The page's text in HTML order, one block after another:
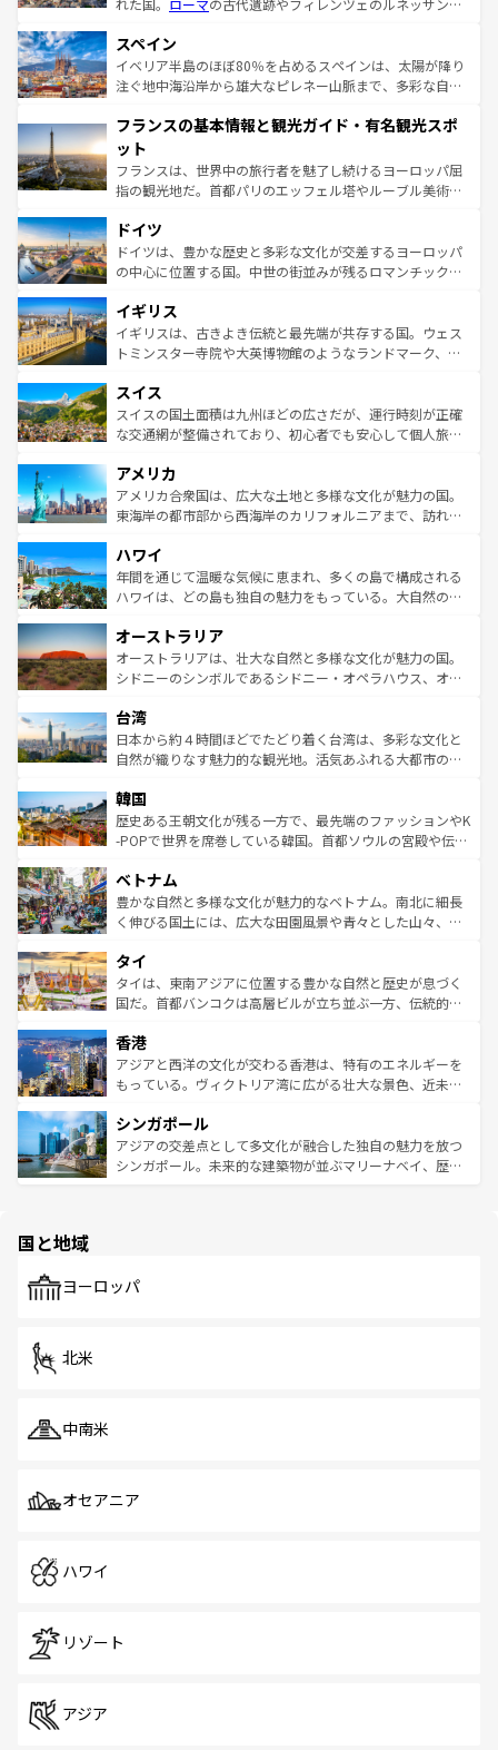
れた国。 ローマの古代遺跡やフィレンツェのルネッサンス
ろん、トスカーナの美しい田園風景やアマルフィ海岸の絶
景など、自然景観も見逃せない。観光の合間には、本場の
ピザやパスタなど、絶品のイタリア料理を堪能することも
ませてくれるイタリアで、忘れられない旅をしてみよう！
なお、新着のイタリア情報は
しい。
スペイン
イベリア半島のほぼ80％を占めるスペインは、太陽が降り
注ぐ地中海沿岸から雄大なピレネー山脈まで、多彩な自然
文化が根付くこの国では、情熱的なフラメンコ、熱気あふ
れる闘牛、そして美味しいタパスが生活の一部となってい
る。首都マドリードの洗練された雰囲気や、バルセロナの
アートに溢れた街角から、地方では古代ローマ遺跡や中世
せる。地方によって風土や気候が異なるスペインはその個
性で訪れる人を魅了する。 なお、新着のスペイン情報は コ
ンテンツ一覧を参照してほしい。
フランスの基本情報と観光ガイド・有名観光スポ
ット
フランスは、世界中の旅行者を魅了し続けるヨーロッパ屈
指の観光地だ。首都パリのエッフェル塔やルーブル美術館
で、幅広い魅力が詰まっている。華麗な宮殿、歴史的な大
聖堂、美しいビーチ、そして豊かな自然が、訪れる者を心
から魅了する。また、フランスは美食の国としても知ら
いる。シャンパンの発祥地であるランス、プロヴァンスの
香り高いラベンダー畑など、多彩な楽しみ方が可能だ。さ
らに、パリ以外の地域にも魅力が溢れており、どの街角に
れる地方に足を運ぶとそれぞれで全く異なる文化を体験で
きるだろう。 なお、新着のフランス情報はコンテンツ一覧
を参照してほしい。
ドイツ
ドイツは、豊かな歴史と多彩な文化が交差するヨーロッパ
の中心に位置する国。中世の街並みが残るロマンチック街
顔を持つこの国は、どこを歩いても飽きることがない。ベ
ルリンの文化的活気、バイエルン州のアルプスの絶景、そ
してライン川沿いのワイン畑といった風景は必見。ビール
は、お酒好きな人にはぜひ体験してほしい。 なお、新着の
ドイツ情報はコンテンツ一覧を参照してほしい。
イギリス
イギリスは、古きよき伝統と最先端が共存する国。ウェス
トミンスター寺院や大英博物館のようなランドマーク、歴
リアごとに異なる魅力がある。また、優雅なアフタヌーン
ティー、ビール好きにはたまらない英国パブ、サッカー観
戦など、本場だからこそできる体験も豊富。イギリスを旅
ンツ一覧を参照してほしい。
スイス
スイスの国土面積は九州ほどの広さだが、運行時刻が正確
な交通網が整備されており、初心者でも安心して個人旅行
の建物がそのまま残る町や、スイスならではのユニークな
博物館もあり、アルプス観光だけでなく町歩きも満喫する
ことができる。国民の所得が高いため物価も高いが、旅行
ば市内交通費無料で観光を楽しむこともできる。 なお、新
着のスイス情報はコンテンツ一覧 を参照してほしい。
アメリカ
アメリカ合衆国は、広大な土地と多様な文化が魅力の国。
東海岸の都市部から西海岸のカリフォルニアまで、訪れる
のような巨大都市は、観光、ショッピング、エンターテイ
ンメントが詰まった刺激的なスポットだ。一方、アメリカ
西部には大自然が広がり、グランドキャニオンやイエロー
部のニューオーリンズでは、音楽と美食が融合した独特の
文化が魅力。旅行者はアメリカの各地域で異なる魅力を楽
しみながら、その多様性と豊かな歴史を感じることができ
ならではの贅沢な旅のスタイルだ。 なお、新着のアメリカ
情報はコンテンツ一覧を参照してほしい。
ハワイ
年間を通じて温暖な気候に恵まれ、多くの島で構成される
ハワイは、どの島も独自の魅力をもっている。大自然の神
ワイ島は見逃せない。また、定番の観光地といえばオアフ
島だが、静かな自然を求めるならマウイ島やカウアイ島が
おすすめ。エメラルドグリーンに輝く海をはじめ、豊かな
れるおもてなしの心で訪れる人々を迎えてくれるハワイの
人々、おいしいローカルフードやハワイアンミュージッ
ク、伝統的なフラダンスなど、すべてがハワイの魅力を彩
ワイを、存分に味わってほしい。 なお、新着のハワイ情報
はコンテンツ一覧を参照してほしい。
オーストラリア
オーストラリアは、壮大な自然と多様な文化が魅力の国。
シドニーのシンボルであるシドニー・オペラハウス、オー
リアリーフや大陸中央部にそびえるウルル（エアーズロッ
ク）、タスマニアの美しい原生林やケアンズの熱帯雨林な
ど、見どころがたくさん。また、カフェやワイン、オージ
いる。アクティビティも充実しており、サーフィンやダイ
ビング、ハイキングなど、アウトドア好きにはたまらな
い。オーストラリアの多彩な魅力を存分に味わいつくそ
参照してほしい。
台湾
日本から約４時間ほどでたどり着く台湾は、多彩な文化と
自然が織りなす魅力的な観光地。活気あふれる大都市の台
ン）、静ひつな山岳地帯である台湾東部など、都市の喧騒
と山間の静けさが共存しており、訪れる人に新しい発見と
驚きをもたらしてくれる。また、奥深い台湾の食文化も魅
容にもいいと評判のスイーツなど、バラエティ豊かな料理
が味わえる。 なお、新着の台湾情報は コンテンツ一覧を参
照してほしい。
韓国
歴史ある王朝文化が残る一方で、最先端のファッションやK
-POPで世界を席巻している韓国。首都ソウルの宮殿や伝統
き、地方に足を延ばせば四季折々の自然美を楽しむことが
できる。そして、キムチや焼肉、絶品のストリートフード
まで、さまざまな韓国料理が待っている。夜には、韓国な
リティに包まれながら、韓国の多彩な魅力を心ゆくまで味
わってみてほしい。 なお、新着の韓国情報はコンテンツ一
覧を参照してほしい。
ベトナム
豊かな自然と多様な文化が魅力的なベトナム。南北に細長
く伸びる国土には、広大な田園風景や青々とした山々、世
急速な発展と共に伝統が息づく。ハノイの古い町並みやホ
ーチミン市のフランス統治時代の建物も、独特の雰囲気を
醸し出している。また、バラエティの豊かさとおいしさで
とつ。フォーやバインミー、ベトナムコーヒーなどは、ぜ
ひ現地で味わいたい。どの地域を訪れてもあたたかい人々
が旅行者を迎えてくれるので、きっと忘れられない旅にな
参照してほしい。
タイ
タイは、東南アジアに位置する豊かな自然と歴史が息づく
国だ。首都バンコクは高層ビルが立ち並ぶ一方、伝統的な
の活気が交差している。北部ではチェンマイなどの山岳地
帯で自然と触れ合い、南部ではプーケットやクラビの美し
いビーチでリゾート気分を楽しむことができる。タイ料理
激する。気候は一年中温暖で、どの季節にも異なる楽しみ
が待っている。親しみやすいタイの人々、仏教を中心とし
た文化、そして多様な観光資源が、訪れる旅人を魅了し続
香港
アジアと西洋の文化が交わる香港は、特有のエネルギーを
もっている。ヴィクトリア湾に広がる壮大な景色、近未来
み、どこを訪れても感動するはず。観光スポットが密集し
ており、効率よく見どころを回れるのも魅力。息をのむよ
うな絶景から文化的な体験まで、香港を存分に楽しみ尽く
シンガポール
アジアの交差点として多文化が融合した独自の魅力を放つ
シンガポール。未来的な建築物が並ぶマリーナベイ、歴史
で、ホーカーズは地元の風情を楽しめる外せないスポット
国と地域
ヨーロッパ
北米
中南米
オセアニア
ハワイ
リゾート
アジア